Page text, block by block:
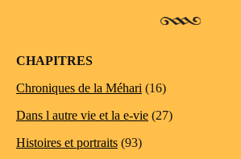
CHAPITRES
Chroniques de la Méhari (16)
Dans l autre vie et la e-vie (27)
Histoires et portraits (93)